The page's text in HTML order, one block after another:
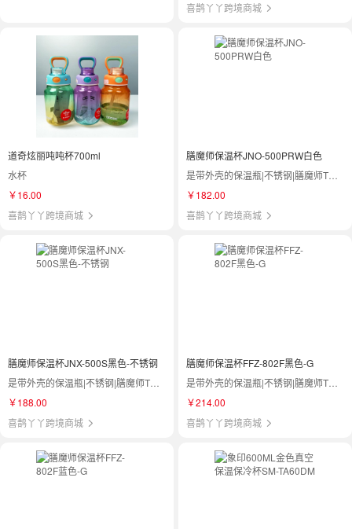
喜鹊丫丫跨境商城
道奇炫丽吨吨杯700ml
水杯
￥16.00
喜鹊丫丫跨境商城
膳魔师保温杯JNO-500PRW白色
￥182.00
喜鹊丫丫跨境商城
膳魔师保温杯JNX-500S黑色-不锈钢
￥188.00
喜鹊丫丫跨境商城
膳魔师保温杯FFZ-802F黑色-G
￥214.00
喜鹊丫丫跨境商城